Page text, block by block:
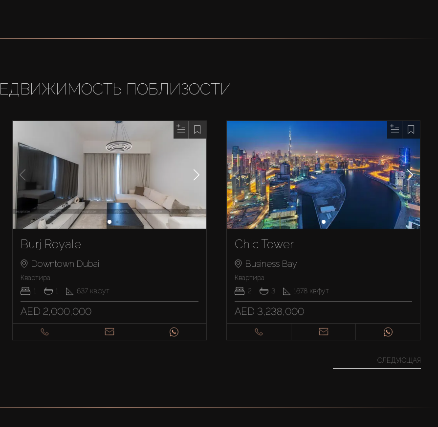
ПОБЛИЗОСТИ
Burj Royale
Downtown Dubai
Квартира
1
1 637 кв.фут
AED 2,000,000
Chic Tower
Business Bay
Квартира
2
3 1678 кв.фут
AED 3,238,000
СЛЕДУЮЩАЯ